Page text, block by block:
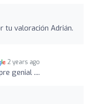
tu valoración Adrián.
2 years ago
genial ....